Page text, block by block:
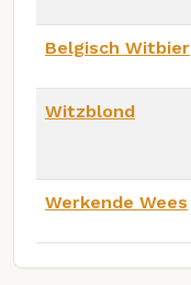
Belgisch Witbier
Witzblond
Werkende Wees